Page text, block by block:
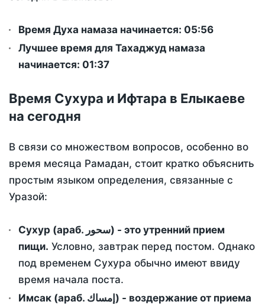
Время Духа намаза начинается: 05:56
Лучшее время для Тахаджуд намаза
начинается: 01:37
Время Сухура и Ифтара в Елыкаеве
на сегодня
В связи со множеством вопросов, особенно во
время месяца Рамадан, стоит кратко объяснить
простым языком определения, связанные с
Уразой:
Сухур (араб. سحور) - это утренний прием
пищи. Условно, завтрак перед постом. Однако
под временем Сухура обычно имеют ввиду
время начала поста.
Имсак (араб. إمساك) - воздержание от приема